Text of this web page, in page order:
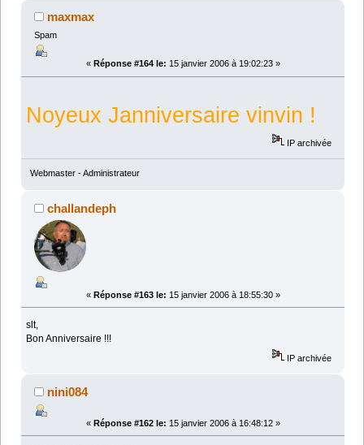
maxmax
Spam
« Réponse #164 le: 15 janvier 2006 à 19:02:23 »
Noyeux Janniversaire vinvin !
IP archivée
Webmaster - Administrateur
challandeph
« Réponse #163 le: 15 janvier 2006 à 18:55:30 »
slt,
Bon Anniversaire !!!
IP archivée
nini084
« Réponse #162 le: 15 janvier 2006 à 16:48:12 »